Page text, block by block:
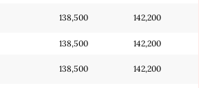
138,500 142,200
138,500 142,200
138,500 142,200